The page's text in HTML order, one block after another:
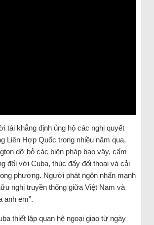
tái khẳng định ủng hộ các nghị quyết
Liên Hợp Quốc trong nhiều năm qua,
dỡ bỏ các biện pháp bao vây, cấm
đối với Cuba, thúc đẩy đối thoại và cải
phương. Người phát ngôn nhấn mạnh
nghị truyền thống giữa Việt Nam và
anh em”.
thiết lập quan hệ ngoại giao từ ngày